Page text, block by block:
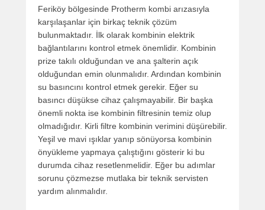
Feriköy bölgesinde Protherm kombi arızasıyla
karşılaşanlar için birkaç teknik çözüm
bulunmaktadır. İlk olarak kombinin elektrik
bağlantılarını kontrol etmek önemlidir. Kombinin
prize takılı olduğundan ve ana şalterin açık
olduğundan emin olunmalıdır. Ardından kombinin
su basıncını kontrol etmek gerekir. Eğer su
basıncı düşükse cihaz çalışmayabilir. Bir başka
önemli nokta ise kombinin filtresinin temiz olup
olmadığıdır. Kirli filtre kombinin verimini düşürebilir.
Yeşil ve mavi ışıklar yanıp sönüyorsa kombinin
önyükleme yapmaya çalıştığını gösterir ki bu
durumda cihaz resetlenmelidir. Eğer bu adımlar
sorunu çözmezse mutlaka bir teknik servisten
yardım alınmalıdır.